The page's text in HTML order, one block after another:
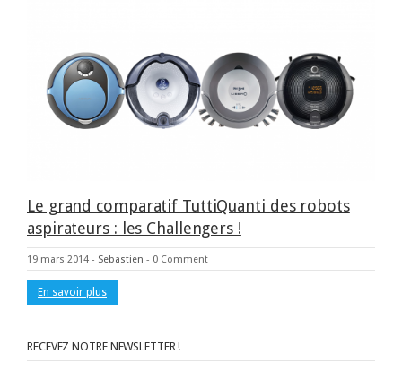
Le grand comparatif TuttiQuanti des robots
aspirateurs : les Challengers !
19 mars 2014 - Sebastien - 0 Comment
En savoir plus
RECEVEZ NOTRE NEWSLETTER !